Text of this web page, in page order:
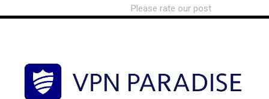
Please rate our post